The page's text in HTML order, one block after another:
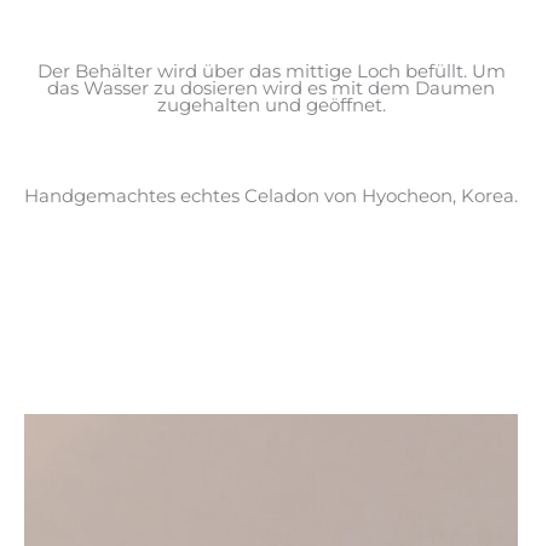
Der Behälter wird über das mittige Loch befüllt. Um
das Wasser zu dosieren wird es mit dem Daumen
zugehalten und geöffnet.
Handgemachtes echtes Celadon von Hyocheon, Korea.